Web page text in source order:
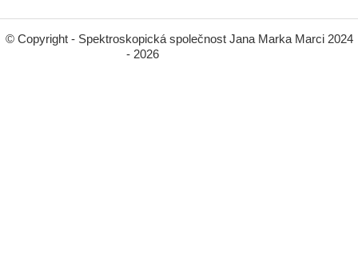
© Copyright - Spektroskopická společnost Jana Marka Marci 2024
- 2026